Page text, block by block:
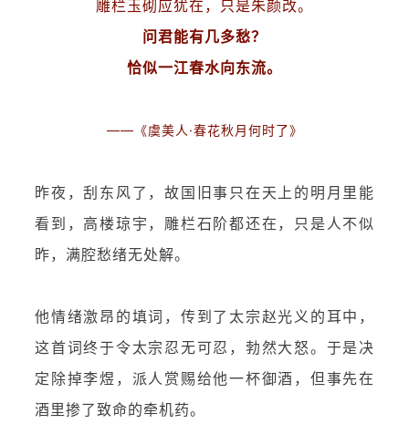
雕栏玉砌应犹在，只是朱颜改。
问君能有几多愁？
恰似一江春水向东流。
——《虞美人·春花秋月何时了》
昨夜，刮东风了，故国旧事只在天上的明月里能
看到，高楼琼宇，雕栏石阶都还在，只是人不似
昨，满腔愁绪无处解。
他情绪激昂的填词，传到了太宗赵光义的耳中，
这首词终于令太宗忍无可忍，勃然大怒。于是决
定除掉李煜，派人赏赐给他一杯御酒，但事先在
酒里掺了致命的牵机药。